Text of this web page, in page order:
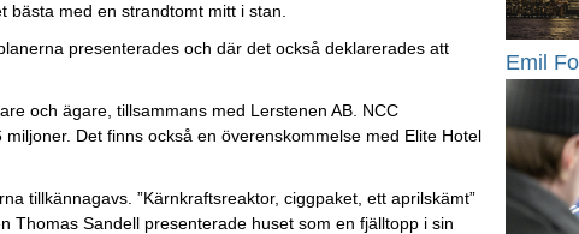
med en strandtomt mitt i stan.
presenterades och där det också deklarerades att
och ägare, tillsammans med Lerstenen AB. NCC
Det finns också en överenskommelse med Elite Hotel
tillkännagavs. ”Kärnkraftsreaktor, ciggpaket, ett aprilskämt”
Sandell presenterade huset som en fjälltopp i sin
Emil